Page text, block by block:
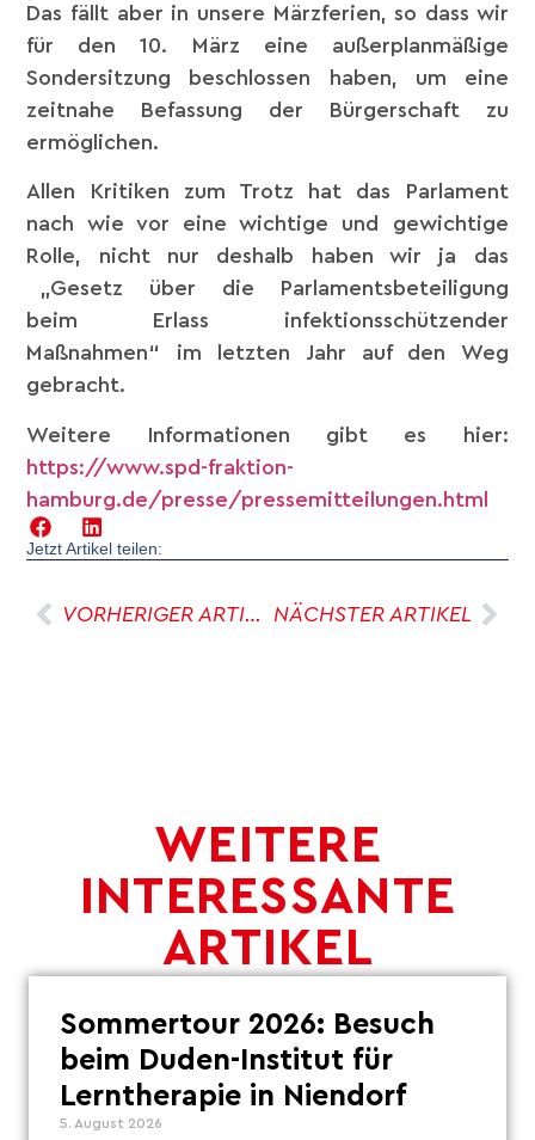
Das fällt aber in unsere Märzferien, so dass wir
für den 10. März eine außerplanmäßige
Sondersitzung beschlossen haben, um eine
zeitnahe Befassung der Bürgerschaft zu
ermöglichen.
Allen Kritiken zum Trotz hat das Parlament
nach wie vor eine wichtige und gewichtige
Rolle, nicht nur deshalb haben wir ja das
„Gesetz über die Parlamentsbeteiligung
beim Erlass infektionsschützender
Maßnahmen“ im letzten Jahr auf den Weg
gebracht.
Weitere Informationen gibt es hier:
https://www.spd-fraktion-
hamburg.de/presse/pressemitteilungen.html
Jetzt Artikel teilen:
VORHERIGER ARTIKEL NÄCHSTER ARTIKEL
WEITERE
INTERESSANTE
ARTIKEL
Sommertour 2026: Besuch
beim Duden-Institut für
Lerntherapie in Niendorf
5. August 2026